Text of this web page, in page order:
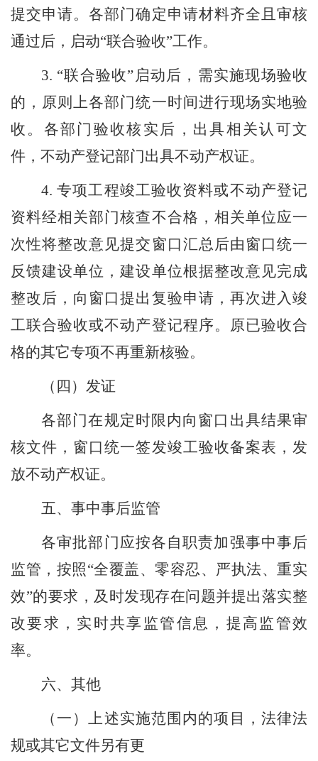
提交申请。各部门确定申请材料齐全且审核
通过后，启动“联合验收”工作。
3. “联合验收” 启动后，需实施现场验收
的，原则上各部门统一时间进行现场实地验
收。各部门验收核实后，出具相关认可文
件，不动产登记部门出具不动产权证。
4.专项工程竣工验收资料或不动产登记
资料经相关部门核查不合格，相关单位应一
次性将整改意见提交窗口汇总后由窗口统一
反馈建设单位，建设单位根据整改意见完成
整改后，向窗口提出复验申请，再次进入竣
工联合验收或不动产登记程序。原已验收合
格的其它专项不再重新核验。
（四） 发证
各部门在规定时限内向窗口出具结果审
核文件，窗口统一签发竣工验收备案表，发
放不动产权证。
五、事中事后监管
各审批部门应按各自职责加强事中事后
监管，按照“全覆盖、零容忍、严执法、重实
效”的要求，及时发现存在问题并提出落实整
改要求，实时共享监管信息，提高监管效
率。
六、其他
（ 一 ）上述实施范围内的项目，法律法
规或其它文件另有更